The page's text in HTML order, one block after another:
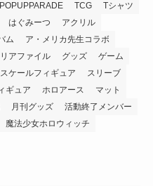
POPUPPARADE TCG
Tシャツ
はぐみーつ
アクリル
ム
ア・メリカ先生コラボ
アファイル グッズ
ゲーム
スケールフィギュア
スリーブ
ギュア ホロアース
マット
月刊グッズ
活動終了メンバー
魔法少女ホロウィッチ